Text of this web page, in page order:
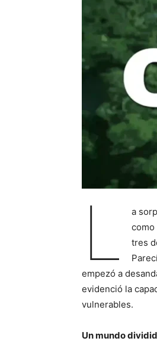
L
a
como
tres
empezó a
evidenció la
vulnerables.
Un mundo